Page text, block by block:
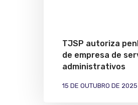
TJSP autoriza
de empresa de
administrativos
15 DE OUTUBRO DE 2025